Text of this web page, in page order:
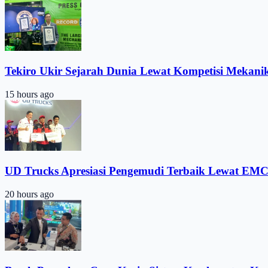
Tekiro Ukir Sejarah Dunia Lewat Kompetisi
15 hours ago
UD Trucks Apresiasi Pengemudi Terbaik Lewat
20 hours ago